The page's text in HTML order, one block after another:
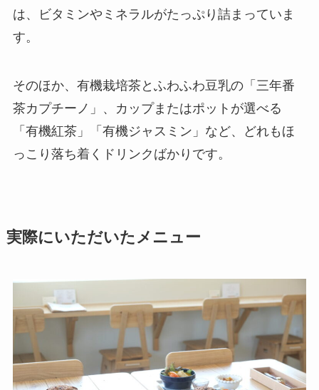
は、ビタミンやミネラルがたっぷり詰まっていま
す。
そのほか、有機栽培茶とふわふわ豆乳の「三年番
茶カプチーノ」、カップまたはポットが選べる
「有機紅茶」「有機ジャスミン」など、どれもほ
っこり落ち着くドリンクばかりです。
実際にいただいたメニュー